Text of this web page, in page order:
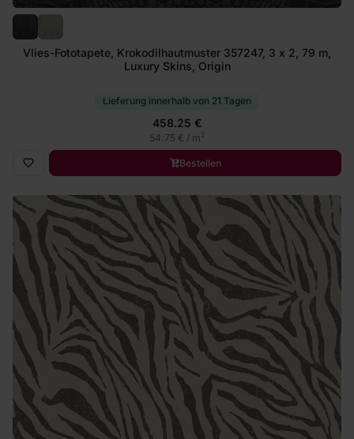
Vlies-Fototapete, Krokodilhautmuster 357247, 3 x 2, 79 m,
Luxury Skins, Origin
Lieferung innerhalb von 21 Tagen
458.25 €
54.75 € / m2
Bestellen